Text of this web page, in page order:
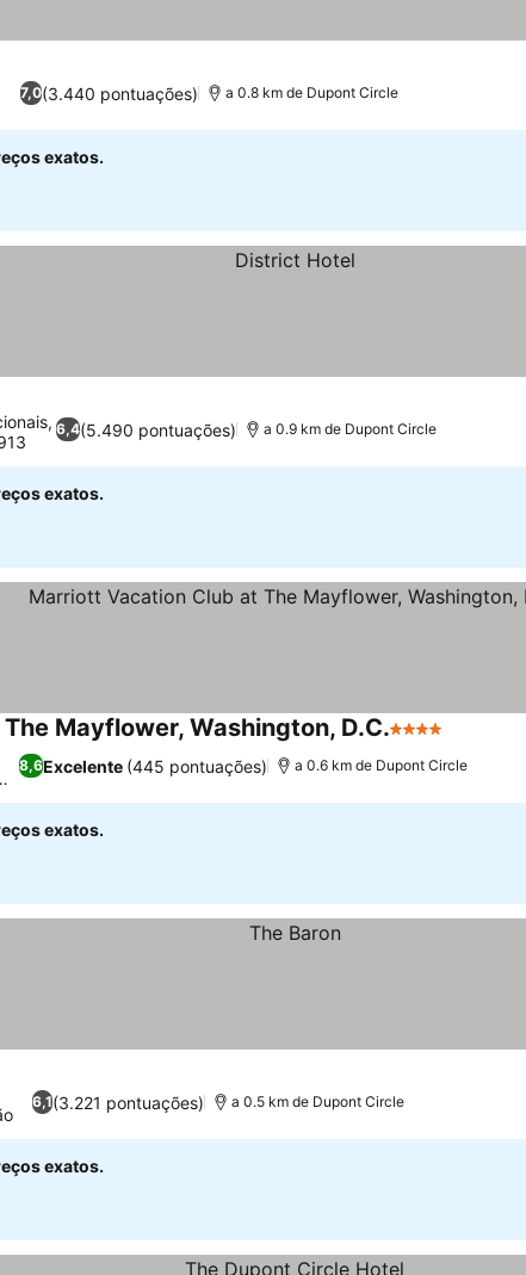
7,0(3.440 pontuações) a 0.8 km de Dupont Circle
exatos.
6,4(5.490 pontuações) a 0.9 km de Dupont Circle
exatos.
Mayflower, Washington, D.C.4 Estrelas
8,6Excelente (445 pontuações) a 0.6 km de Dupont Circle
exatos.
6,1(3.221 pontuações) a 0.5 km de Dupont Circle
exatos.